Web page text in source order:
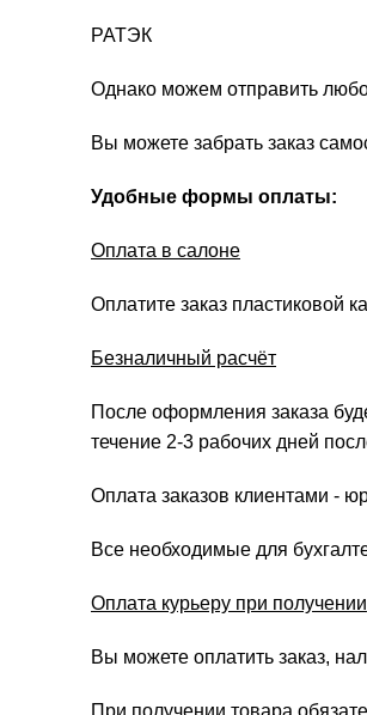
РАТЭК
Однако можем отправить
Вы можете забрать заказ
Удобные формы оплаты:
Оплата в салоне
Оплатите заказ пластиковой
Безналичный расчёт
После оформления заказа
течение 2-3 рабочих дней
Оплата заказов клиентами -
Все необходимые для
Оплата курьеру при получении
Вы можете оплатить заказ,